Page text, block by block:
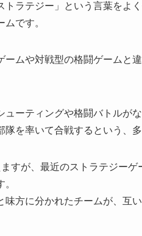
トラテジー」という言葉をよ
です。
ームや対戦型の格闘ゲームと
ューティングや格闘バトルが
隊を率いて合戦するという、
すが、最近のストラテジー
味方に分かれたチームが、互